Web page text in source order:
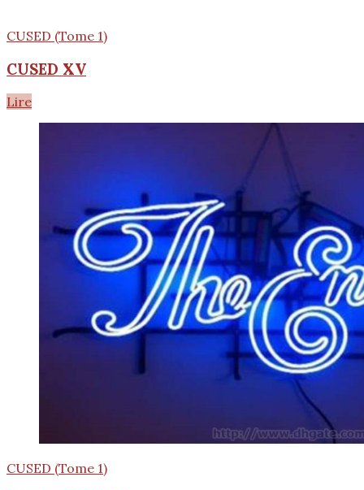
CUSED (Tome 1)
CUSED XV
Lire
CUSED (Tome 1)